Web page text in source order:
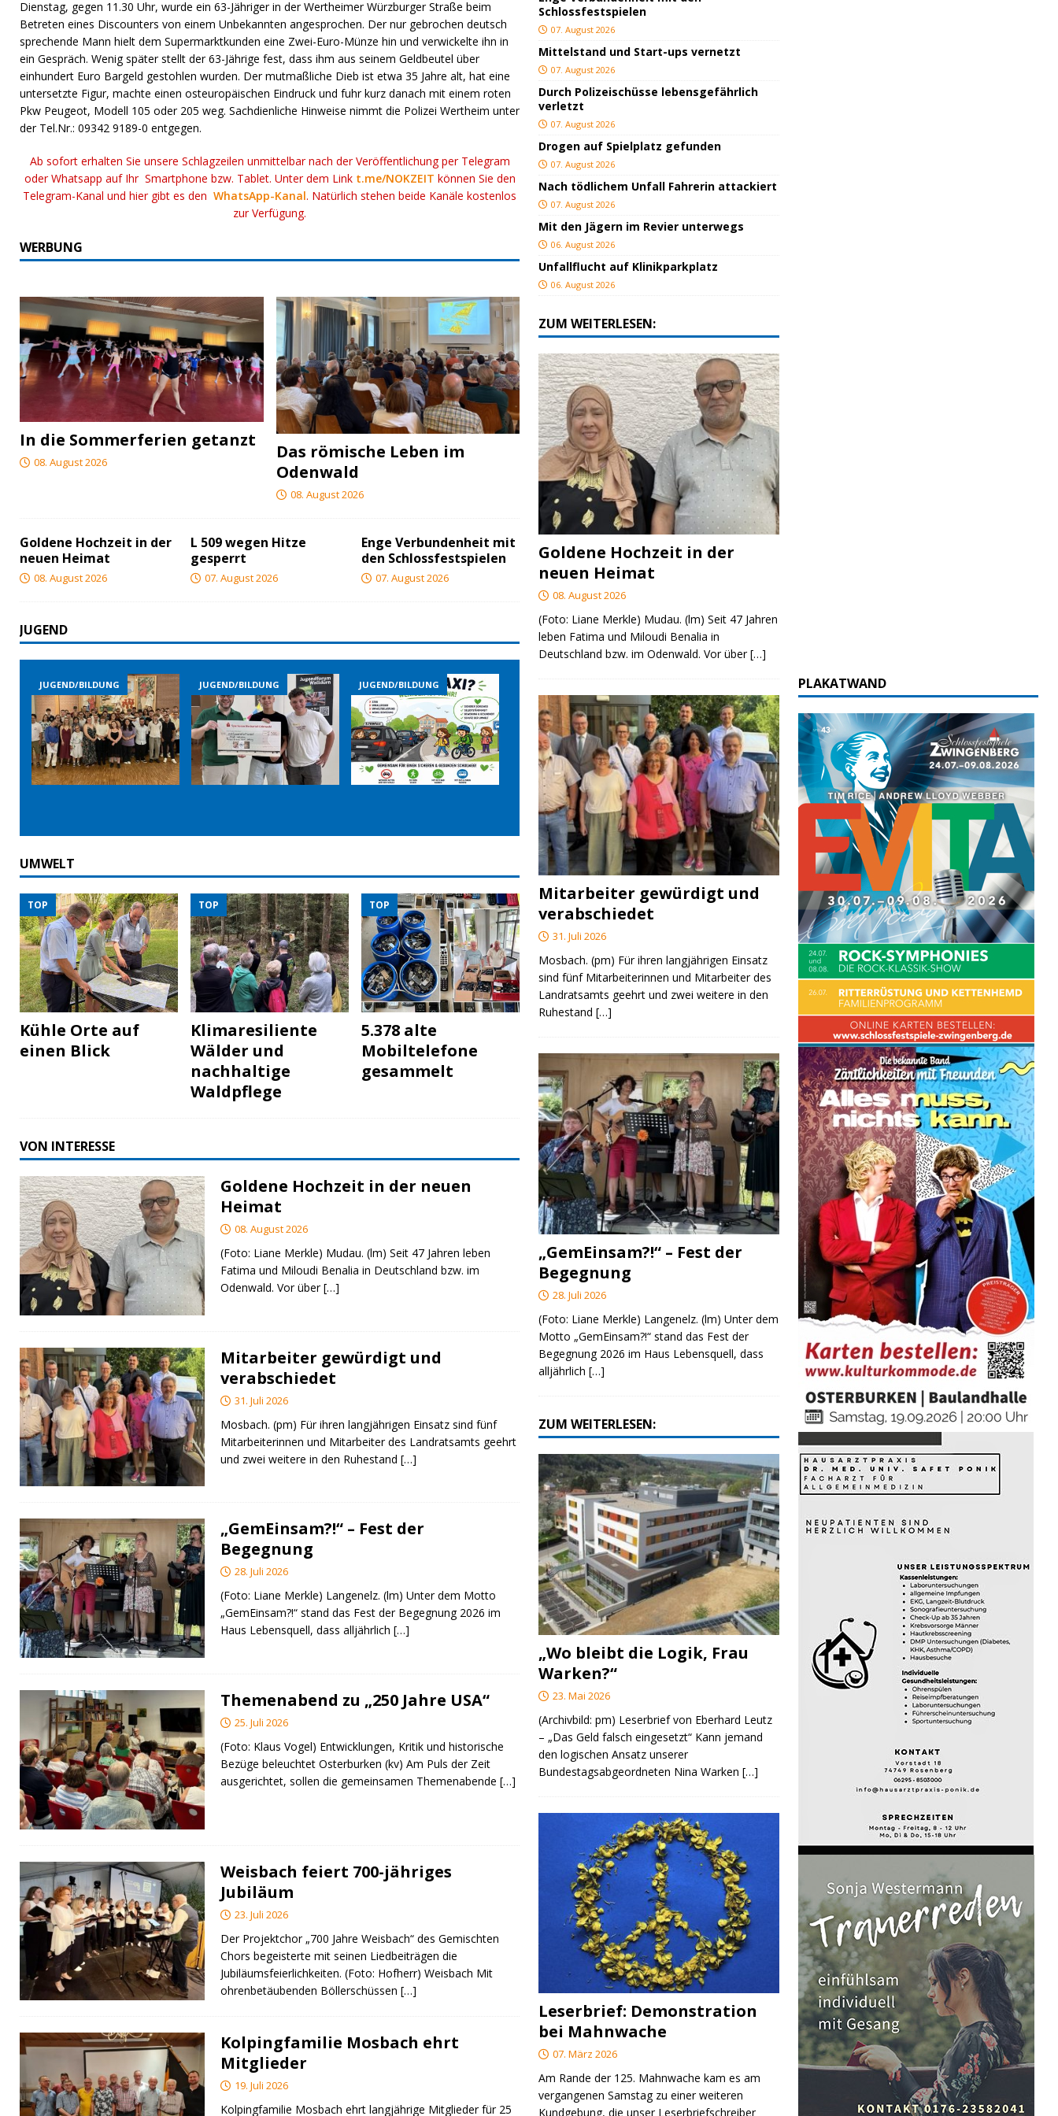
Dienstag, gegen 11.30 Uhr, wurde ein 63-Jähriger in der Wertheimer Würzburger Straße beim
Betreten eines Discounters von einem Unbekannten angesprochen. Der nur gebrochen deutsch
sprechende Mann hielt dem Supermarktkunden eine Zwei-Euro-Münze hin und verwickelte ihn in
ein Gespräch. Wenig später stellt der 63-Jährige fest, dass ihm aus seinem Geldbeutel über
einhundert Euro Bargeld gestohlen wurden. Der mutmaßliche Dieb ist etwa 35 Jahre alt, hat eine
untersetzte Figur, machte einen osteuropäischen Eindruck und fuhr kurz danach mit einem roten
Pkw Peugeot, Modell 105 oder 205 weg. Sachdienliche Hinweise nimmt die Polizei Wertheim unter
der Tel.Nr.: 09342 9189-0 entgegen.
Ab sofort erhalten Sie unsere Schlagzeilen unmittelbar nach der Veröffentlichung per Telegram
oder Whatsapp auf Ihr Smartphone bzw. Tablet. Unter dem Link t.me/NOKZEIT können Sie den
Telegram-Kanal und hier gibt es denWhatsApp-Kanal. Natürlich stehen beide Kanäle kostenlos
zur Verfügung.
WERBUNG
In die Sommerferien getanzt
08. August 2026
Das römische Leben im
Odenwald
08. August 2026
Goldene Hochzeit in der
neuen Heimat
08. August 2026
L 509 wegen Hitze
gesperrt
07. August 2026
Enge Verbundenheit mit
den Schlossfestspielen
07. August 2026
JUGEND
BILDUNG JUGEND/BILDUNG JUGEND/BILDUNG JUGEND/BILDUNG
UMWELT
TOP
Kühle Orte auf
einen Blick
TOP
Klimaresiliente
Wälder und
nachhaltige
Waldpflege
TOP
5.378 alte
Mobiltelefone
gesammelt
VON INTERESSE
Goldene Hochzeit in der neuen
Heimat
08. August 2026
(Foto: Liane Merkle) Mudau. (lm) Seit 47 Jahren leben
Fatima und Miloudi Benalia in Deutschland bzw. im
Odenwald. Vor über[…]
Mitarbeiter gewürdigt und
verabschiedet
31. Juli 2026
Mosbach. (pm) Für ihren langjährigen Einsatz sind fünf
Mitarbeiterinnen und Mitarbeiter des Landratsamts geehrt
und zwei weitere in den Ruhestand […]
„GemEinsam?!“ – Fest der
Begegnung
28. Juli 2026
(Foto: Liane Merkle) Langenelz. (lm) Unter dem Motto
„GemEinsam?!“ stand das Fest der Begegnung 2026 im
Haus Lebensquell, dass alljährlich […]
Themenabend zu „250 Jahre USA“
25. Juli 2026
(Foto: Klaus Vogel) Entwicklungen, Kritik und historische
Bezüge beleuchtet Osterburken (kv) Am Puls der Zeit
ausgerichtet, sollen die gemeinsamen Themenabende […]
Weisbach feiert 700-jähriges
Jubiläum
23. Juli 2026
Der Projektchor „700 Jahre Weisbach“ des Gemischten
Chors begeisterte mit seinen Liedbeiträgen die
Jubiläumsfeierlichkeiten. (Foto: Hofherr) Weisbach Mit
ohrenbetäubenden Böllerschüssen […]
Kolpingfamilie Mosbach ehrt
Mitglieder
19. Juli 2026
Kolpingfamilie Mosbach ehrt langjährige Mitglieder für 25
Schlossfestspielen
07. August 2026
Mittelstand und Start-ups vernetzt
07. August 2026
Durch Polizeischüsse lebensgefährlich
verletzt
07. August 2026
Drogen auf Spielplatz gefunden
07. August 2026
Nach tödlichem Unfall Fahrerin attackiert
07. August 2026
Mit den Jägern im Revier unterwegs
06. August 2026
Unfallflucht auf Klinikparkplatz
06. August 2026
ZUM WEITERLESEN:
Goldene Hochzeit in der
neuen Heimat
08. August 2026
(Foto: Liane Merkle) Mudau. (lm) Seit 47 Jahren
leben Fatima und Miloudi Benalia in
Deutschland bzw. im Odenwald. Vor über[…]
Mitarbeiter gewürdigt und
verabschiedet
31. Juli 2026
Mosbach. (pm) Für ihren langjährigen Einsatz
sind fünf Mitarbeiterinnen und Mitarbeiter des
Landratsamts geehrt und zwei weitere in den
Ruhestand[…]
„GemEinsam?!“ – Fest der
Begegnung
28. Juli 2026
(Foto: Liane Merkle) Langenelz. (lm) Unter dem
Motto „GemEinsam?!“ stand das Fest der
Begegnung 2026 im Haus Lebensquell, dass
alljährlich[…]
ZUM WEITERLESEN:
„Wo bleibt die Logik, Frau
Warken?“
23. Mai 2026
(Archivbild: pm) Leserbrief von Eberhard Leutz
– „Das Geld falsch eingesetzt“ Kann jemand
den logischen Ansatz unserer
Bundestagsabgeordneten Nina Warken[…]
Leserbrief: Demonstration
bei Mahnwache
07. März 2026
Am Rande der 125. Mahnwache kam es am
vergangenen Samstag zu einer weiteren
Kundgebung, die unser Leserbriefschreiber
PLAKATWAND